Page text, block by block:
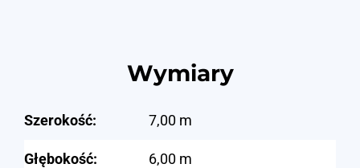
Wymiary
Szerokość: 7,00 m
Głębokość: 6,00 m